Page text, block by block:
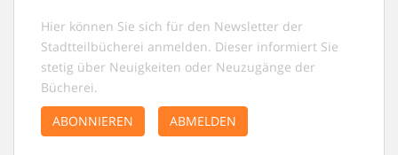
Hier können Sie sich für den Newsletter der
Stadtteilbücherei anmelden. Dieser informiert Sie
stetig über Neuigkeiten oder Neuzugänge der
Bücherei.
ABONNIEREN
ABMELDEN